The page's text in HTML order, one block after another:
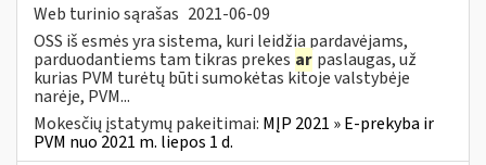
Web turinio sąrašas 2021-06-09
OSS iš esmės yra sistema, kuri leidžia pardavėjams,
parduodantiems tam tikras prekes ar paslaugas, už
kurias PVM turėtų būti sumokėtas kitoje valstybėje
narėje, PVM...
Mokesčių įstatymų pakeitimai: MĮP 2021 » E-prekyba ir
PVM nuo 2021 m. liepos 1 d.